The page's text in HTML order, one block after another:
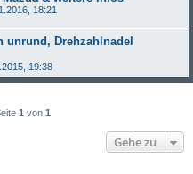
18:21
unrund, Drehzahlnadel
19:38
1 von 1
Gehe zu